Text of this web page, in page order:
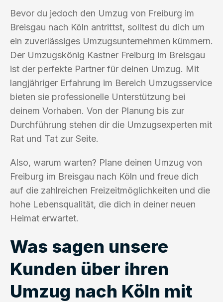
Bevor du jedoch den Umzug von Freiburg im
Breisgau nach Köln antrittst, solltest du dich um
ein zuverlässiges Umzugsunternehmen kümmern.
Der Umzugskönig Kastner Freiburg im Breisgau
ist der perfekte Partner für deinen Umzug. Mit
langjähriger Erfahrung im Bereich Umzugsservice
bieten sie professionelle Unterstützung bei
deinem Vorhaben. Von der Planung bis zur
Durchführung stehen dir die Umzugsexperten mit
Rat und Tat zur Seite.
Also, warum warten? Plane deinen Umzug von
Freiburg im Breisgau nach Köln und freue dich
auf die zahlreichen Freizeitmöglichkeiten und die
hohe Lebensqualität, die dich in deiner neuen
Heimat erwartet.
Was sagen unsere
Kunden über ihren
Umzug nach Köln mit